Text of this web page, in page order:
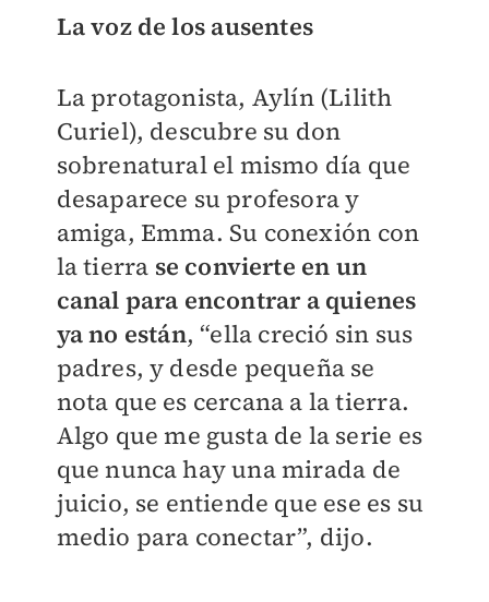
La voz de los ausentes
La protagonista, Aylín (Lilith
Curiel), descubre su don
sobrenatural el mismo día que
desaparece su profesora y
amiga, Emma. Su conexión con
la tierra se convierte en un
canal para encontrar a quienes
ya no están, “ella creció sin sus
padres, y desde pequeña se
nota que es cercana a la tierra.
Algo que me gusta de la serie es
que nunca hay una mirada de
juicio, se entiende que ese es su
medio para conectar”, dijo.